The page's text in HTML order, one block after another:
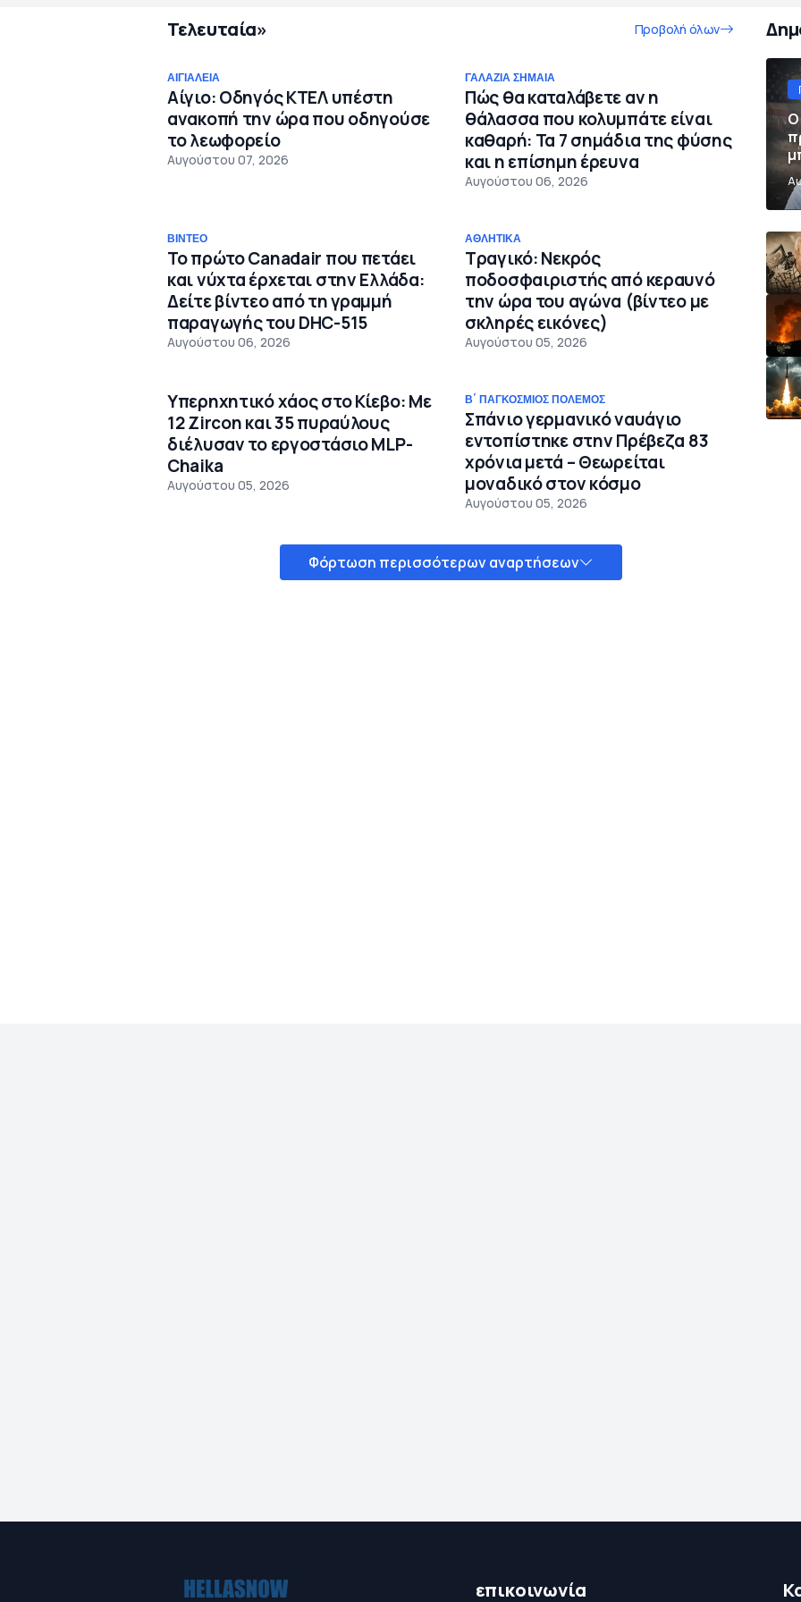
Τελευταία» Προβολή όλων
ΑΙΓΙΆΛΕΙΑ
Αίγιο: Οδηγός ΚΤΕΛ υπέστη
ανακοπή την ώρα που οδηγούσε
το λεωφορείο
Αυγούστου 07, 2026
ΓΑΛΆΖΙΑ ΣΗΜΑΊΑ
Πώς θα καταλάβετε αν η
θάλασσα που κολυμπάτε είναι
καθαρή: Τα 7 σημάδια της φύσης
και η επίσημη έρευνα
Αυγούστου 06, 2026
ΒΊΝΤΕΟ
Το πρώτο Canadair που πετάει
και νύχτα έρχεται στην Ελλάδα:
Δείτε βίντεο από τη γραμμή
παραγωγής του DHC-515
Αυγούστου 06, 2026
ΑΘΛΗΤΙΚΆ
Τραγικό: Νεκρός
ποδοσφαιριστής από κεραυνό
την ώρα του αγώνα (βίντεο με
σκληρές εικόνες)
Αυγούστου 05, 2026
Υπερηχητικό χάος στο Κίεβο: Με
12 Zircon και 35 πυραύλους
διέλυσαν το εργοστάσιο MLP-
Chaika
Αυγούστου 05, 2026
Β΄ ΠΑΓΚΌΣΜΙΟΣ ΠΌΛΕΜΟΣ
Σπάνιο γερμανικό ναυάγιο
εντοπίστηκε στην Πρέβεζα 83
χρόνια μετά – Θεωρείται
μοναδικό στον κόσμο
Αυγούστου 05, 2026
Φόρτωση περισσότερων αναρτήσεων
Ο
επικοινωνία